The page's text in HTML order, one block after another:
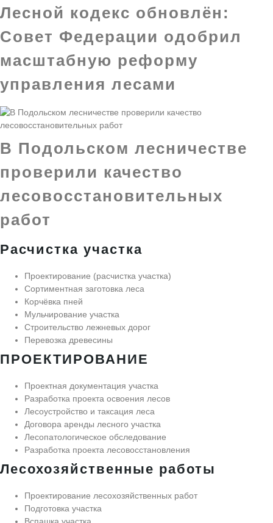
Лесной кодекс обновлён:
Совет Федерации одобрил
масштабную реформу
управления лесами
В Подольском лесничестве
проверили качество
лесовосстановительных
работ
Расчистка участка
Проектирование (расчистка участка)
Сортиментная заготовка леса
Корчёвка пней
Мульчирование участка
Строительство лежневых дорог
Перевозка древесины
ПРОЕКТИРОВАНИЕ
Проектная документация участка
Разработка проекта освоения лесов
Лесоустройство и таксация леса
Договора аренды лесного участка
Лесопатологическое обследование
Разработка проекта лесовосстановления
Лесохозяйственные работы
Проектирование лесохозяйственных работ
Подготовка участка